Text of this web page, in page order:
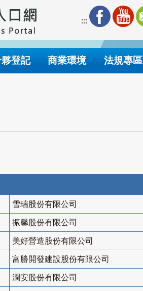
:::
登記 商業環境 法規專區
雪瑞股份有限公司
振馨股份有限公司
美好營造股份有限公司
富勝開發建設股份有限公司
潤安股份有限公司